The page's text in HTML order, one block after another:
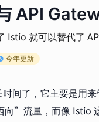
API
Istio 就可以替代了
今年更新
间了，它主要是用
”流量，而像 Istio